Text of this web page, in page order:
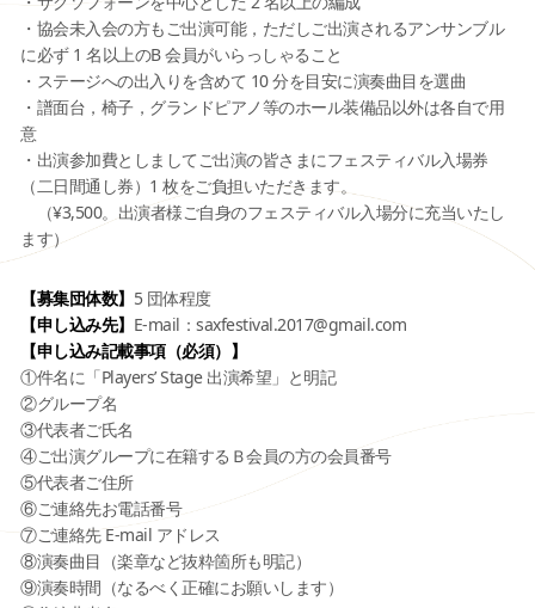
・協会未入会の方もご出演可能，ただしご出演されるアンサンブル
に必ず 1 名以上のB 会員がいらっしゃること
・ステージへの出入りを含めて 10 分を目安に演奏曲目を選曲
・譜面台，椅子，グランドピアノ等のホール装備品以外は各自で用
意
・出演参加費としましてご出演の皆さまにフェスティバル入場券
（二日間通し券）1 枚をご負担いただきます。
（¥3,500。出演者様ご自身のフェスティバル入場分に充当いたし
ます）
【募集団体数】 5 団体程度
【申し込み先】 E-mail：saxfestival.2017@gmail.com
【申し込み記載事項（必須）】
①件名に「Players’ Stage 出演希望」と明記
②グループ名
③代表者ご氏名
④ご出演グループに在籍するＢ会員の方の会員番号
⑤代表者ご住所
⑥ご連絡先お電話番号
⑦ご連絡先 E-mail アドレス
⑧演奏曲目（楽章など抜粋箇所も明記）
⑨演奏時間（なるべく正確にお願いします）